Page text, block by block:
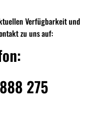
Verfügbarkeit und
zu uns auf:
275